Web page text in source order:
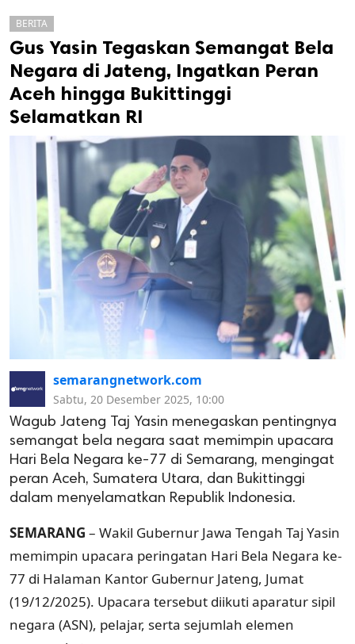
cipta.
BERITA
Gus Yasin Tegaskan Semangat Bela
Negara di Jateng, Ingatkan Peran
Aceh hingga Bukittinggi
Selamatkan RI
semarangnetwork.com
Sabtu, 20 Desember 2025, 10:00
Wagub Jateng Taj Yasin menegaskan pentingnya
semangat bela negara saat memimpin upacara
Hari Bela Negara ke-77 di Semarang, mengingat
peran Aceh, Sumatera Utara, dan Bukittinggi
dalam menyelamatkan Republik Indonesia.
SEMARANG – Wakil Gubernur Jawa Tengah Taj Yasin
memimpin upacara peringatan Hari Bela Negara ke-
77 di Halaman Kantor Gubernur Jateng, Jumat
(19/12/2025). Upacara tersebut diikuti aparatur sipil
negara (ASN), pelajar, serta sejumlah elemen